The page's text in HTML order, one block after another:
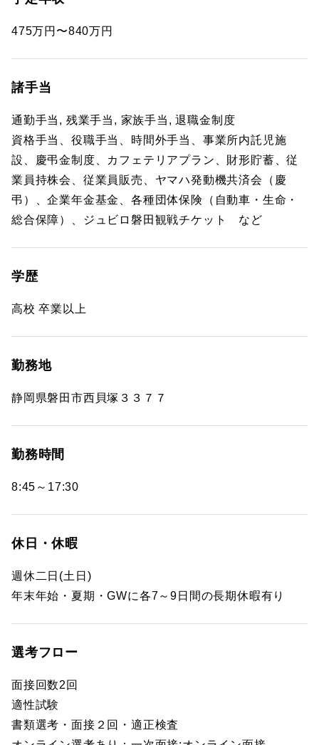
475万円〜840万円
諸手当
通勤手当, 残業手当, 家族手当, 退職金制度
資格手当、役職手当、時間外手当、事業所内託児施
設、慶弔金制度、カフェテリアプラン、財形貯蓄、従
業員持株会、従業員販売、ヤマハ発動機共済会（慶
弔）、企業年金基金、各種団体保険（自動車・生命・
総合保障）、ジュビロ磐田観戦チケット など
学歴
高校 卒業以上
勤務地
静岡県磐田市西貝塚３３７７
勤務時間
8:45～17:30
休日・休暇
週休二日(土日)
年末年始・夏期・GWに各7～9日間の長期休暇有り
選考フロー
面接回数2回
適性試験
書類選考・面接２回・適正検査